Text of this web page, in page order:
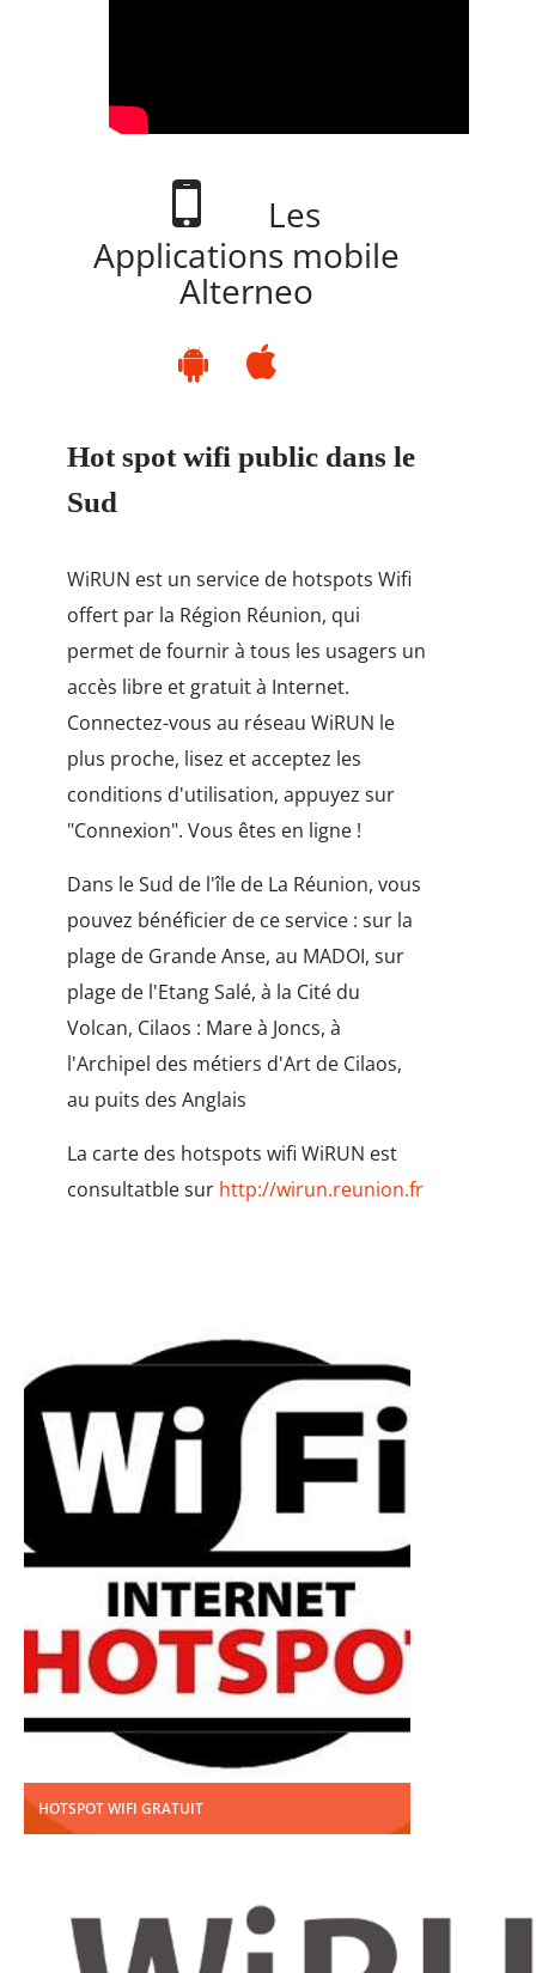
Les
Applications mobile
Alterneo
Hot spot wifi public dans le
Sud
WiRUN est un service de hotspots Wifi
offert par la Région Réunion, qui
permet de fournir à tous les usagers un
accès libre et gratuit à Internet.
Connectez-vous au réseau WiRUN le
plus proche, lisez et acceptez les
conditions d'utilisation, appuyez sur
"Connexion". Vous êtes en ligne !
Dans le Sud de l'île de La Réunion, vous
pouvez bénéficier de ce service : sur la
plage de Grande Anse, au MADOI, sur
plage de l'Etang Salé, à la Cité du
Volcan, Cilaos : Mare à Joncs, à
l'Archipel des métiers d'Art de Cilaos,
au puits des Anglais
La carte des hotspots wifi WiRUN est
consultatble sur http://wirun.reunion.fr
HOTSPOT WIFI GRATUIT